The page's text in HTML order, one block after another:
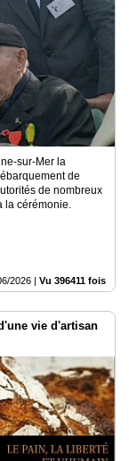
sur-Mer la
de
de nombreux
la cérémonie.
2026 | Vu 396411 fois
vie d'artisan